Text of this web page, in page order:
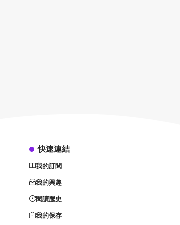
快速連結
我的訂閱
我的興趣
閱讀歷史
我的保存